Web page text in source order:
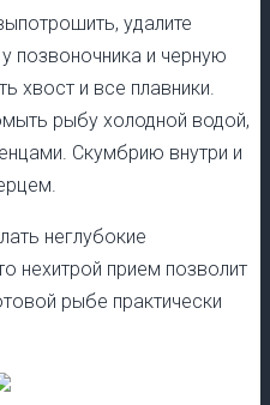
удалите
позвоночника и черную
хвост и все плавники.
рыбу холодной водой,
Скумбрию внутри и
неглубокие
нехитрой прием позволит
рыбе практически